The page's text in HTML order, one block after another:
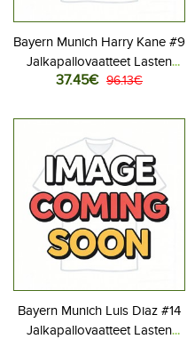
Bayern Munich Harry Kane #9
Jalkapallovaatteet Lasten
Kolmas peliasu 2026-27
housut)
37.45€ 96.13€
Bayern Munich Luis Diaz #14
Jalkapallovaatteet Lasten